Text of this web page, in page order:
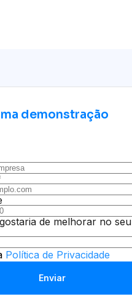
demonstração
de melhorar no seu
Política de Privacidade
Enviar